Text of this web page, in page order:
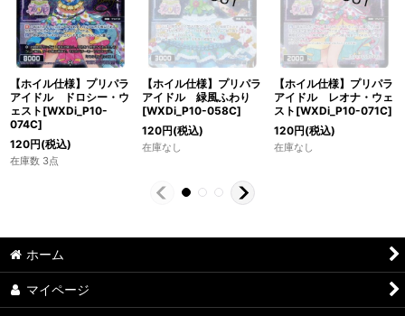
【ホイル仕様】プリパラ
アイドル ドロシー・ウ
ェスト[WXDi_P10-
074C]
120円(税込)
在庫数 3点
【ホイル仕様】プリパラ
アイドル 緑風ふわり
[WXDi_P10-058C]
120円(税込)
在庫なし
【ホイル仕様】プリパラ
アイドル レオナ・ウェ
スト[WXDi_P10-071C]
120円(税込)
在庫なし
ホーム
マイページ